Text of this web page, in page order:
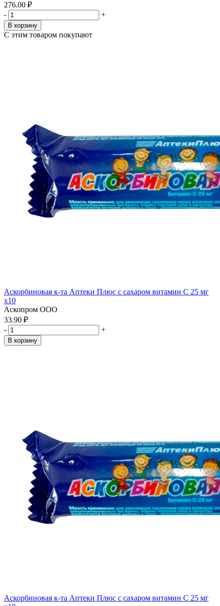
276.00 ₽
-
+
В корзину
С этим товаром покупают
Аскорбиновая к-та Аптеки Плюс с сахаром витамин С 25 мг
x10
Аскопром ООО
33.90 ₽
-
+
В корзину
Аскорбиновая к-та Аптеки Плюс с сахаром витамин С 25 мг